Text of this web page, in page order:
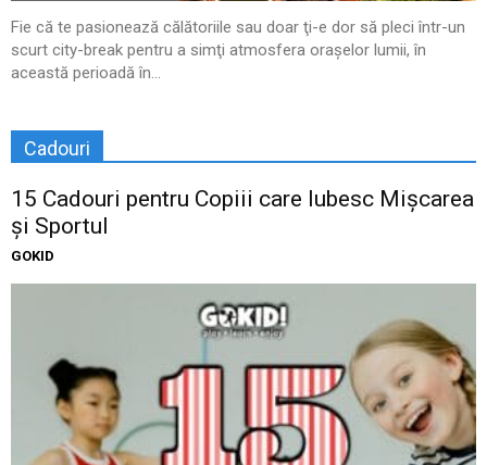
Fie că te pasionează călătoriile sau doar ţi-e dor să pleci într-un
scurt city-break pentru a simţi atmosfera oraşelor lumii, în
această perioadă în...
Cadouri
15 Cadouri pentru Copiii care Iubesc Mișcarea
și Sportul
GOKID